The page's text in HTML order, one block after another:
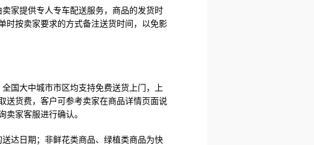
家提供专人专车配送服务，商品的发货时
时按卖家要求的方式备注送货时间，以免影
国大中城市市区均支持免费送货上门，上
送货费，客户可参考卖家在商品详情页面说
卖家客服进行确认。
达日期；非鲜花类商品、绿植类商品为快